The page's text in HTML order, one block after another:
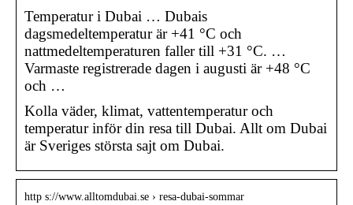
Temperatur i Dubai … Dubais
dagsmedeltemperatur är +41 °C och
nattmedeltemperaturen faller till +31 °C. …
Varmaste registrerade dagen i augusti är +48 °C
och …
Kolla väder, klimat, vattentemperatur och
temperatur inför din resa till Dubai. Allt om Dubai
är Sveriges största sajt om Dubai.
http s://www.alltomdubai.se › resa-dubai-sommar